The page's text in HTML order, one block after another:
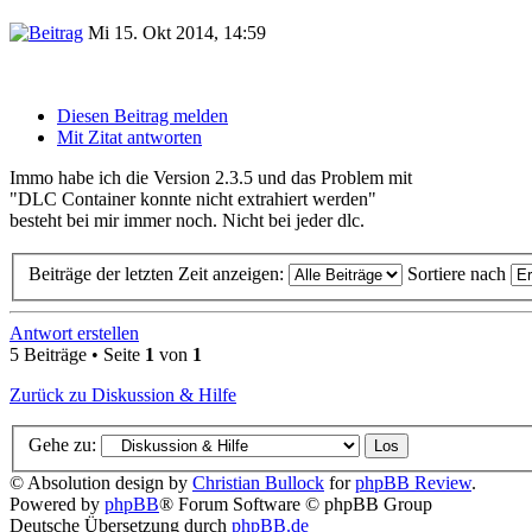
Mi 15. Okt 2014, 14:59
Diesen Beitrag melden
Mit Zitat antworten
Immo habe ich die Version 2.3.5 und das Problem mit
"DLC Container konnte nicht extrahiert werden"
besteht bei mir immer noch. Nicht bei jeder dlc.
Beiträge der letzten Zeit anzeigen: Sortiere nach
Antwort erstellen
5 Beiträge • Seite 1 von 1
Zurück zu Diskussion & Hilfe
Gehe zu:
© Absolution design by Christian Bullock forphpBB Review.
Powered by phpBB® Forum Software © phpBB Group
Deutsche Übersetzung durch phpBB.de